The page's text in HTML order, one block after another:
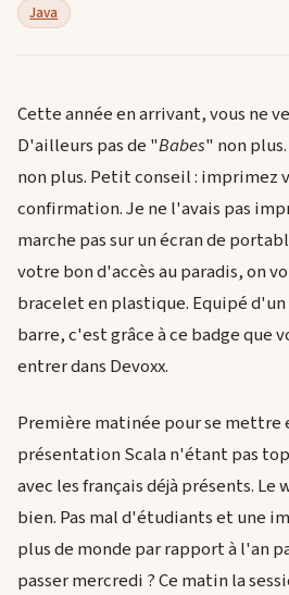
Java
Cette année en arrivant, vous ne
D'ailleurs pas de "Babes" non
non plus. Petit conseil : imprimez
confirmation. Je ne l'avais pas
marche pas sur un écran de
votre bon d'accès au paradis, on
bracelet en plastique. Equipé d'un
barre, c'est grâce à ce badge que
entrer dans Devoxx.
Première matinée pour se mettre
présentation Scala n'étant pas
avec les français déjà présents.
bien. Pas mal d'étudiants et une
plus de monde par rapport à l'an
passer mercredi ? Ce matin la